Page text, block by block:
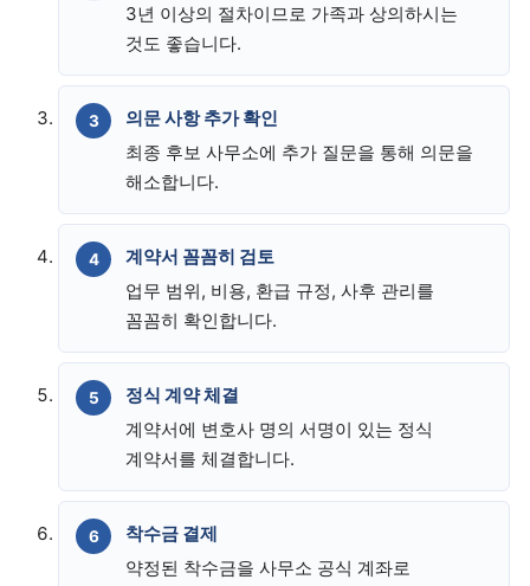
3년 이상의 절차이므로 가족과 상의하시는
것도 좋습니다.
의문 사항 추가 확인
최종 후보 사무소에 추가 질문을 통해 의문을
해소합니다.
계약서 꼼꼼히 검토
업무 범위, 비용, 환급 규정, 사후 관리를
꼼꼼히 확인합니다.
정식 계약 체결
계약서에 변호사 명의 서명이 있는 정식
계약서를 체결합니다.
착수금 결제
약정된 착수금을 사무소 공식 계좌로